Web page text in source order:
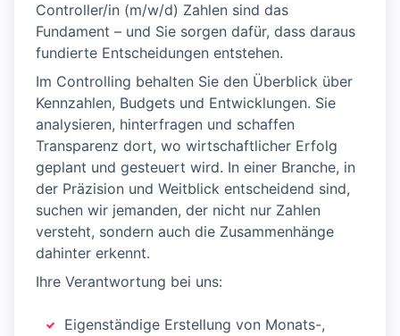
Controller/in (m/w/d) Zahlen sind das
Fundament – und Sie sorgen dafür, dass daraus
fundierte Entscheidungen entstehen.
Im Controlling behalten Sie den Überblick über
Kennzahlen, Budgets und Entwicklungen. Sie
analysieren, hinterfragen und schaffen
Transparenz dort, wo wirtschaftlicher Erfolg
geplant und gesteuert wird. In einer Branche, in
der Präzision und Weitblick entscheidend sind,
suchen wir jemanden, der nicht nur Zahlen
versteht, sondern auch die Zusammenhänge
dahinter erkennt.
Ihre Verantwortung bei uns:
Eigenständige Erstellung von Monats-,